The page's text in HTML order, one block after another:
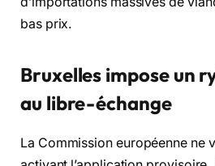
bas prix.
Bruxelles impose un
au libre-échange
La Commission européenne ne